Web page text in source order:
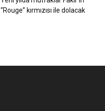
“Rouge” kırmızısı ile dolacak